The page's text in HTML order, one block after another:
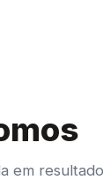
em